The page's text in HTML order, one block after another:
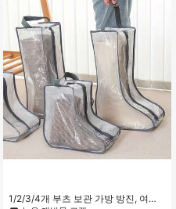
1/2/3/4개 부츠 보관 가방 방진, 여행